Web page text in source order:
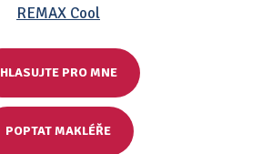
REMAX Cool
HLASUJTE PRO MNE
POPTAT MAKLÉŘE